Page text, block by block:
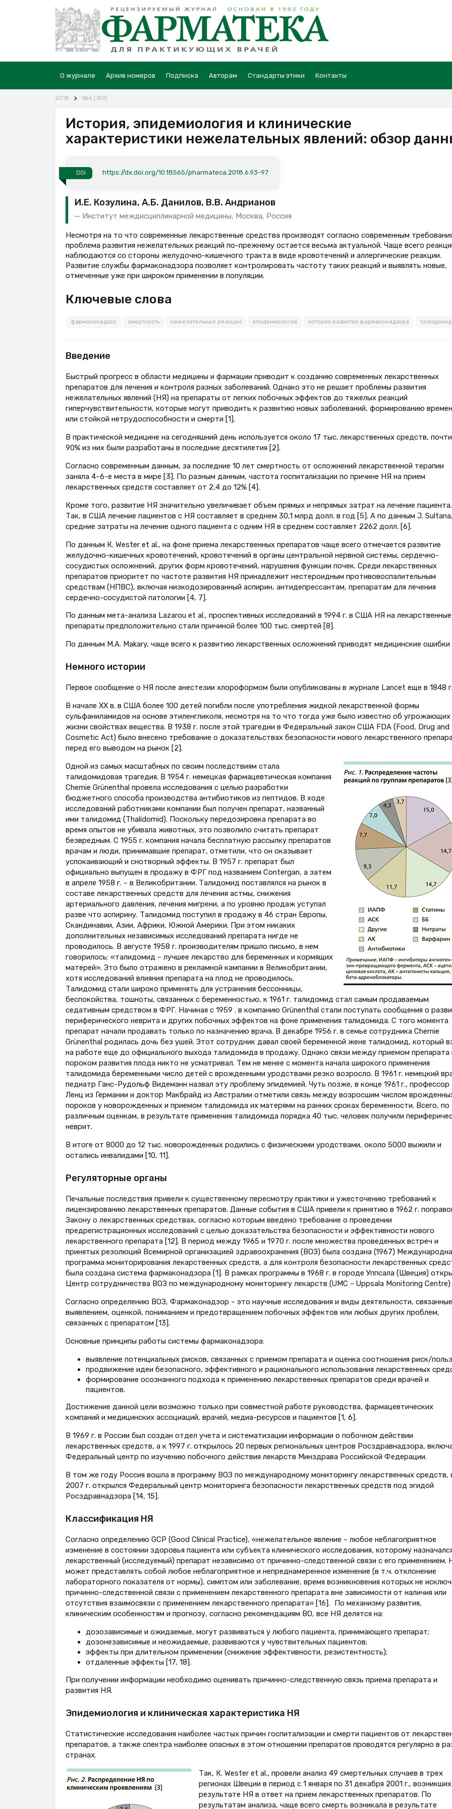
О журнале Архив номеров Подписка Авторам Стандарты этики Контакты
2018 №6 (359)
История, эпидемиология и клинические
характеристики нежелательных явлений: обзор
DOI https://dx.doi.org/10.18565/pharmateca.2018.6.93-97
И.Е. Козулина, А.Б. Данилов, В.В. Андрианов
Институт междисциплинарной медицины, Москва, Россия
Несмотря на то что современные лекарственные средства производят согласно современным
проблема развития нежелательных реакций по-прежнему остается весьма актуальной. Чаще всего
наблюдаются со стороны желудочно-кишечного тракта в виде кровотечений и аллергические реакции.
Развитие службы фармаконадзора позволяет контролировать частоту таких реакций и выявлять новые,
отмеченные уже при широком применении в популяции.
Ключевые слова
фармаконадзор смертность нежелательные реакции эпидемиология история развития фармаконадзора талидомид
Введение
Быстрый прогресс в области медицины и фармации приводит к созданию современных лекарственных
препаратов для лечения и контроля разных заболеваний. Однако это не решает проблемы развития
нежелательных явлений (НЯ) на препараты от легких побочных эффектов до тяжелых реакций
гиперчувствительности, которые могут приводить к развитию новых заболеваний, формированию
или стойкой нетрудоспособности и смерти [1].
В практической медицине на сегодняшний день используется около 17 тыс. лекарственных средств, почти
90% из них были разработаны в последние десятилетия [2].
Согласно современным данным, за последние 10 лет смертность от осложнений лекарственной терапии
заняла 4–6-е места в мире [3]. По разным данным, частота госпитализации по причине НЯ на прием
лекарственных средств составляет от 2,4 до 12% [4].
Кроме того, развитие НЯ значительно увеличивает объем прямых и непрямых затрат на лечение пациента.
Так, в США лечение пациентов с НЯ составляет в среднем 30,1 млрд долл. в год [5]. А по данным J. Sultana,
средние затраты на лечение одного пациента с одним НЯ в среднем составляет 2262 долл. [6].
По данным К. Wester et al., на фоне приема лекарственных препаратов чаще всего отмечается развитие
желудочно-кишечных кровотечений, кровотечений в органы центральной нервной системы, сердечно-
сосудистых осложнений, других форм кровотечений, нарушения функции почек. Среди лекарственных
препаратов приоритет по частоте развития НЯ принадлежит нестероидным противовоспалительным
средствам (НПВС), включая низкодозированный аспирин, антидепрессантам, препаратам для лечения
сердечно-сосудистой патологии [4, 7].
По данным мета-анализа Lazarou et al., проспективных исследований в 1994 г. в США НЯ на лекарственные
препараты предположительно стали причиной более 100 тыс. смертей [8].
По данным M.A. Makary, чаще всего к развитию лекарственных осложнений приводят медицинские ошибки
Немного истории
Первое сообщение о НЯ после анестезии хлороформом были опубликованы в журнале Lancet еще в 1848 г.
В начале XX в. в США более 100 детей погибли после употребления жидкой лекарственной формы
сульфаниламидов на основе этиленгликоля, несмотря на то что тогда уже было известно об угрожающих
жизни свойствах вещества. В 1938 г. после этой трагедии в Федеральный закон США FDA (Food, Drug and
Cosmetic Act) было внесено требование о доказательствах безопасности нового лекарственного
перед его выводом на рынок [2].
Одной из самых масштабных по своим последствиям стала
талидомидовая трагедия. В 1954 г. немецкая фармацевтическая компания
Chemie Grünenthal провела исследования с целью разработки
бюджетного способа производства антибиотиков из пептидов. В ходе
исследований работниками компании был получен препарат, названный
ими талидомид (Thalidomid). Поскольку передозировка препарата во
время опытов не убивала животных, это позволило считать препарат
безвредным. С 1955 г. компания начала бесплатную рассылку препаратов
врачам и люди, принимавшие препарат, отметили, что он оказывает
успокаивающий и снотворный эффекты. В 1957 г. препарат был
официально выпущен в продажу в ФРГ под названием Contergan, а затем
в апреле 1958 г. – в Великобритании. Талидомид поставлялся на рынок в
составе лекарственных средств для лечения астмы, снижения
артериального давления, лечения мигрени, а по уровню продаж уступал
разве что аспирину. Талидомид поступил в продажу в 46 стран Европы,
Скандинавии, Азии, Африки, Южной Америки. При этом никаких
дополнительных независимых исследований препарата нигде не
проводилось. В августе 1958 г. производителям пришло письмо, в нем
говорилось: «талидомид – лучшее лекарство для беременных и кормящих
матерей». Это было отражено в рекламной кампании в Великобритании,
хотя исследований влияния препарата на плод не проводилось.
Талидомид стали широко применять для устранения бессонницы,
беспокойства, тошноты, связанных с беременностью, к 1961 г. талидомид стал самым продаваемым
седативным средством в ФРГ. Начиная с 1959 . в компанию Grünenthal стали поступать сообщения о
периферического неврита и других побочных эффектов на фоне применения талидомида. С того момента
препарат начали продавать только по назначению врача. В декабре 1956 г. в семье сотрудника Chemie
Grünenthal родилась дочь без ушей. Этот сотрудник давал своей беременной жене талидомид, который
на работе еще до официального выхода талидомида в продажу. Однако связи между приемом препарата
пороком развития плода никто не усматривал. Тем не менее с момента начала широкого применения
талидомида беременными число детей с врожденными уродствами резко возросло. В 1961 г. немецкий
педиатр Ганс-Рудольф Видеманн назвал эту проблему эпидемией. Чуть позже, в конце 1961 г., профессор
Ленц из Германии и доктор Макбрайд из Австралии отметили связь между возросшим числом
пороков у новорожденных и приемом талидомида их матерями на ранних сроках беременности. Всего, по
различным оценкам, в результате применения талидомида порядка 40 тыс. человек получили
неврит.
В итоге от 8000 до 12 тыс. новорожденных родились с физическими уродствами, около 5000 выжили и
остались инвалидами [10, 11].
Регуляторные органы
Печальные последствия привели к существенному пересмотру практики и ужесточению требований к
лицензированию лекарственных препаратов. Данные события в США привели к принятию в 1962 г.
Закону о лекарственных средствах, согласно которым введено требование о проведении
предрегистрационных исследований с целью доказательства безопасности и эффективности нового
лекарственного препарата [12]. В период между 1965 и 1970 г. после множества проведенных встреч и
принятых резолюций Всемирной организацией здравоохранения (ВОЗ) была создана (1967)
программа мониторирования лекарственных средств, а для контроля безопасности лекарственных
была создана система фармаконадзора [1]. В рамках программы в 1968 г. в городе Уппсала (Швеция)
Центр сотрудничества ВОЗ по международному мониторингу лекарств (UMC – Uppsala Monitoring Centre)
Согласно определению ВОЗ, Фармаконадзор – это научные исследования и виды деятельности,
выявлением, оценкой, пониманием и предотвращением побочных эффектов или любых других проблем,
связанных с препаратом [13].
Основные принципы работы системы фармаконадзора:
выявление потенциальных рисков, связанных с приемом препарата и оценка соотношения риск/
продвижение идеи безопасного, эффективного и рационального использования лекарственных
формирование осознанного подхода к применению лекарственных препаратов среди врачей и
пациентов.
Достижение данной цели возможно только при совместной работе руководства, фармацевтических
компаний и медицинских ассоциаций, врачей, медиа-ресурсов и пациентов [1, 6].
В 1969 г. в России был создан отдел учета и систематизации информации о побочном действии
лекарственных средств, а к 1997 г. открылось 20 первых региональных центров Росздравнадзора,
Федеральный центр по изучению побочного действия лекарств Минздрава Российской Федерации.
В том же году Россия вошла в программу ВОЗ по международному мониторингу лекарственных средств,
2007 г. открылся Федеральный центр мониторинга безопасности лекарственных средств под эгидой
Росздравнадзора [14, 15].
Классификация НЯ
Согласно определению GCP (Good Clinical Practice), «нежелательное явление – любое неблагоприятное
изменение в состоянии здоровья пациента или субъекта клинического исследования, которому
лекарственный (исследуемый) препарат независимо от причинно-следственной связи с его применением.
может представлять собой любое неблагоприятное и непреднамеренное изменение (в т.ч. отклонение
лабораторного показателя от нормы), симптом или заболевание, время возникновения которых не
причинно-следственной связи с применением лекарственного препарата вне зависимости от наличия или
отсутствия взаимосвязи с применением лекарственного препарата» [16]. По механизму развития,
клиническим особенностям и прогнозу, согласно рекомендациям ВО, все НЯ делятся на:
дозозависимые и ожидаемые, могут развиваться у любого пациента, принимающего препарат;
дозонезависимые и неожидаемые, развиваются у чувствительных пациентов;
эффекты при длительном применении (снижение эффективности, резистентность);
отдаленные эффекты [17, 18].
При получении информации необходимо оценивать причинно-следственную связь приема препарата и
развития НЯ.
Эпидемиология и клиническая характеристика НЯ
Статистические исследования наиболее частых причин госпитализации и смерти пациентов от
препаратов, а также спектра наиболее опасных в этом отношении препаратов проводятся регулярно в
странах.
Так, К. Wester et al., провели анализ 49 смертельных случаев в трех
регионах Швеции в период с 1 января по 31 декабря 2001 г.,
результате НЯ в ответ на прием лекарственных препаратов. По
результатам анализа, чаще всего смерть возникала в результате